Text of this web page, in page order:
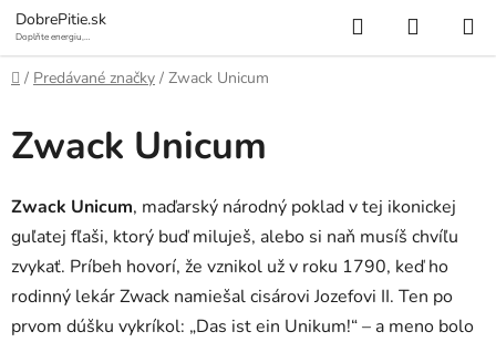
Prejsť
na
obsah
DobrePitie.sk
Doplňte energiu,
Hľadať
KOŠÍK
Domov
/ Predávané značky / Zwack Unicum
Zwack Unicum
Zwack Unicum, maďarský národný poklad v tej ikonickej
guľatej fľaši, ktorý buď miluješ, alebo si naň musíš chvíľu
zvykať. Príbeh hovorí, že vznikol už v roku 1790, keď ho
rodinný lekár Zwack namiešal cisárovi Jozefovi II. Ten po
prvom dúšku vykríkol: „Das ist ein Unikum!“ – a meno bolo